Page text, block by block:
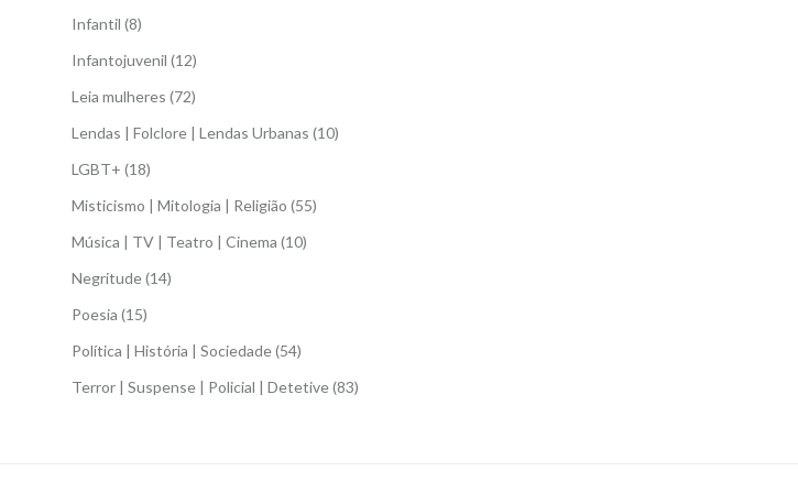
Infantil (8)
Infantojuvenil (12)
Leia mulheres (72)
Lendas | Folclore | Lendas Urbanas (10)
LGBT+ (18)
Misticismo | Mitologia | Religião (55)
Música | TV | Teatro | Cinema (10)
Negritude(14)
Poesia (15)
Política | História | Sociedade(54)
Terror | Suspense | Policial | Detetive(83)